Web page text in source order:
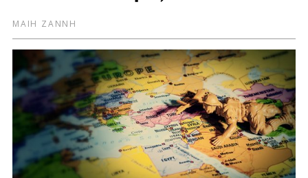
ΜΑΙΗ ΖΑΝΝΗ